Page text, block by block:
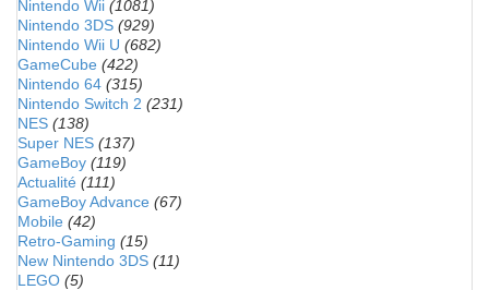
Nintendo Wii (1081)
Nintendo 3DS (929)
Nintendo Wii U (682)
GameCube (422)
Nintendo 64 (315)
Nintendo Switch 2 (231)
NES (138)
Super NES (137)
GameBoy (119)
Actualité (111)
GameBoy Advance (67)
Mobile (42)
Retro-Gaming (15)
New Nintendo 3DS (11)
LEGO (5)